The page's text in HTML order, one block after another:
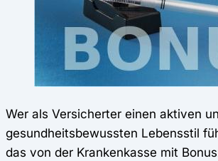
Wer als Versicherter einen aktiven
gesundheitsbewussten Lebensstil
das von der Krankenkasse mit